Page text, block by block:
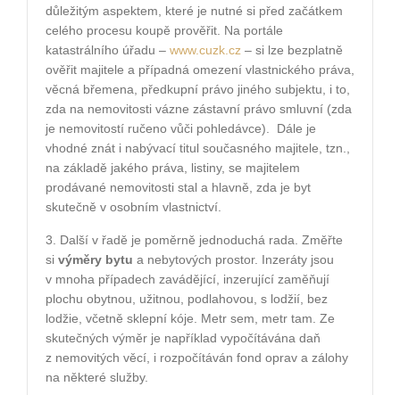
důležitým aspektem, které je nutné si před začátkem
celého procesu koupě prověřit. Na portále
katastrálního úřadu – www.cuzk.cz – si lze bezplatně
ověřit majitele a případná omezení vlastnického práva,
věcná břemena, předkupní právo jiného subjektu, i to,
zda na nemovitosti vázne zástavní právo smluvní (zda
je nemovitostí ručeno vůči pohledávce).
Dále je
vhodné znát i nabývací titul současného majitele, tzn.,
na základě jakého práva, listiny, se majitelem
prodávané nemovitosti stal a hlavně, zda je byt
skutečně v osobním vlastnictví.
3. Další v řadě je poměrně jednoduchá rada. Změřte
si výměry bytu a nebytových prostor. Inzeráty jsou
v mnoha případech zavádějící, inzerující zaměňují
plochu obytnou, užitnou, podlahovou, s lodžií, bez
lodžie, včetně sklepní kóje. Metr sem, metr tam. Ze
skutečných výměr je například vypočítávána daň
z nemovitých věcí, i rozpočítáván fond oprav a zálohy
na některé služby.